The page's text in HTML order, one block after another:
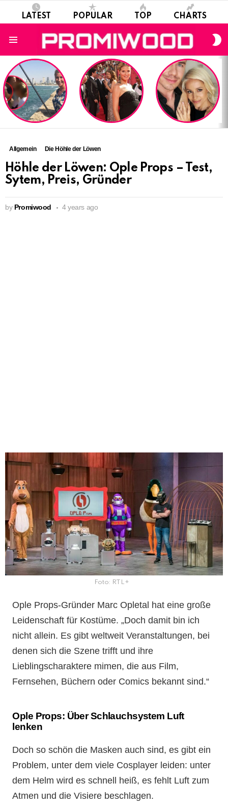
LATEST POPULAR TOP CHARTS
LATEST
STORIES
Allgemein Die Höhle der Löwen
Höhle der Löwen: Ople Props – Test,
Sytem, Preis, Gründer
by Promiwood 4 years ago
Foto: RTL+
Ople Props-Gründer Marc Opletal hat eine große
Leidenschaft für Kostüme. „Doch damit bin ich
nicht allein. Es gibt weltweit Veranstaltungen, bei
denen sich die Szene trifft und ihre
Lieblingscharaktere mimen, die aus Film,
Fernsehen, Büchern oder Comics bekannt sind.“
Ople Props: Über Schlauchsystem Luft
lenken
Doch so schön die Masken auch sind, es gibt ein
Problem, unter dem viele Cosplayer leiden: unter
dem Helm wird es schnell heiß, es fehlt Luft zum
Atmen und die Visiere beschlagen.